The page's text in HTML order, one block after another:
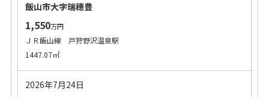
飯山市大字瑞穂豊
1,550万円
ＪＲ飯山線 戸狩野沢温泉駅
1447.07㎡
2026年7月24日